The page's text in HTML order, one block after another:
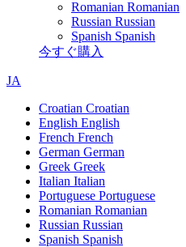
Romanian Romanian
Russian Russian
Spanish Spanish
今すぐ購入
JA
Croatian Croatian
English English
French French
German German
Greek Greek
Italian Italian
Portuguese Portuguese
Romanian Romanian
Russian Russian
Spanish Spanish